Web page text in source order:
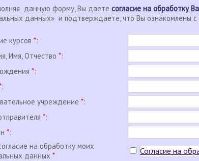
данную форму, Вы даете согласие на обработку
данных» и подтверждаете, что Вы ознакомлены с
курсов *:
Имя, Отчество *:
*:
:
учреждение *:
*:
*:
на обработку моих
данных * Согласие на